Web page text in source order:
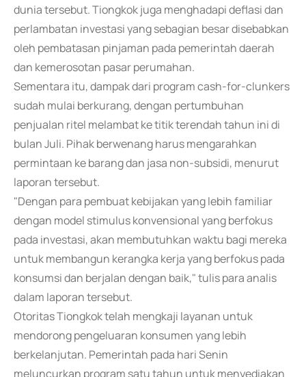
dunia tersebut. Tiongkok juga menghadapi deflasi dan
perlambatan investasi yang sebagian besar disebabkan
oleh pembatasan pinjaman pada pemerintah daerah
dan kemerosotan pasar perumahan.
Sementara itu, dampak dari program cash-for-clunkers
sudah mulai berkurang, dengan pertumbuhan
penjualan ritel melambat ke titik terendah tahun ini di
bulan Juli. Pihak berwenang harus mengarahkan
permintaan ke barang dan jasa non-subsidi, menurut
laporan tersebut.
"Dengan para pembuat kebijakan yang lebih familiar
dengan model stimulus konvensional yang berfokus
pada investasi, akan membutuhkan waktu bagi mereka
untuk membangun kerangka kerja yang berfokus pada
konsumsi dan berjalan dengan baik," tulis para analis
dalam laporan tersebut.
Otoritas Tiongkok telah mengkaji layanan untuk
mendorong pengeluaran konsumen yang lebih
berkelanjutan. Pemerintah pada hari Senin
meluncurkan program satu tahun untuk menyediakan